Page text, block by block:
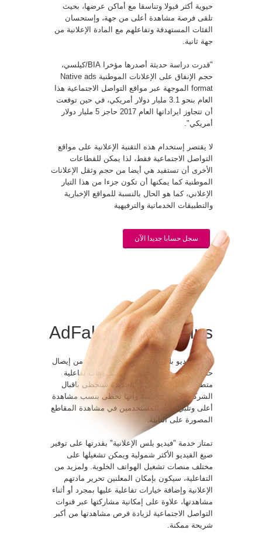
حيوية أكثر قبولا وتناسقا مع أماكن عرضها، بحيث
تلقى فرصة مشاهدة أعلى من جهة، وإستحسان
الفئات المستهدفة وتفاعلهم مع المادة الإعلانية من
جهة ثانية.
"قدرت دراسة حديثة أصدرها مؤخرا BIA/كيلسي،
حجم الإنفاق على الإعلانات الموطنية Native ads
format الموجهة عبر مواقع التواصل الاجتماعية هذا
العام بنحو 3.1 مليار دولار أمريكي، في حين توقعت
أن تتجاوز ايراداتها العام 2017 حاجز 5 مليار دولار
أمريكي".
لا يقتصر إستخدام هذه التقنية الإعلانية على مواقع
التواصل الاجتماعية فقط، لذا يمكن للقطاعات
الأخرى أن تستفيد هي أيضا من حجم وثقل الإعلانات
الموطنية كما يمكنها أن تكون جزءا من هذا التيار
الإعلاني، كما هو الحال بالنسبة للمواقع الإخبارية
والتطبيقات الخدماتية والترفيهية
سجل حسابا جديدا الآن
AdFalcon Video Plus
تقنية "فيديو بلس الإعلانية" تمكن عملائها من إيصال
حملاتهم التسويقية عن طريق فيديوهات تفاعلية
متطورة. إن هذه الخدمة الجديدة ستحظى باقبال
الشركات المعلنة خاصة وأنها تحظى بنسب مشاهدة
أعلى وتلبي رغبة المستخدمين في مشاهدة المقاطع
المصورة على الثابتة.
تمتاز خدمة "فيديو بلس الإعلانية" بقدرتها على توفير
صيغ الفيديو الأكثر شمولية ويمكن تشغيلها على
مختلف منصات تشغيل الهواتف الخلوية. ولمزيد من
التفاعلية، سيكون بإمكان المعلنين تحرير مادتهم
الإعلانية وإضافة خيارات تفاعلية عليها بمجرد أو أثناء
مشاهدتها، علاوة على إمكانية مشاركتها عبر قنوات
التواصل الاجتماعية لزيادة فرص مشاهدتها من أكبر
شريحة ممكنة.